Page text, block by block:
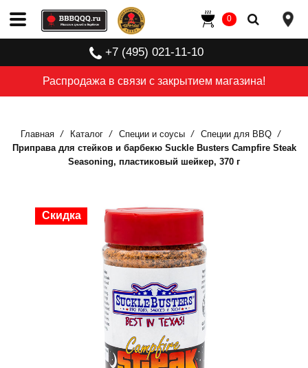
Распродажа в связи с закрытием магазина!
+7 (495) 021-11-10
0
Главная Каталог Специи и соусы
Специи для BBQ
Приправа для стейков и барбекю Suckle Busters Campfire Steak
Seasoning, пластиковый шейкер, 370 г
Скидка